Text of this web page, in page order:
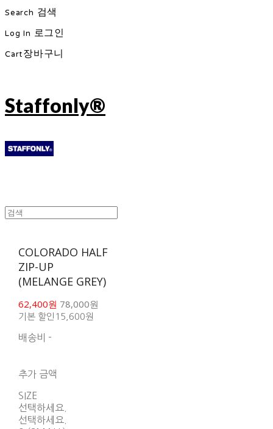
Search 검색
Log In 로그인
Cart장바구니
Staffonly®
COLORADO HALF
ZIP-UP
(MELANGE GREY)
62,400원 78,000원
기본 할인 15,600원
배송비 -
추가 금액
SIZE
선택하세요.
선택하세요.